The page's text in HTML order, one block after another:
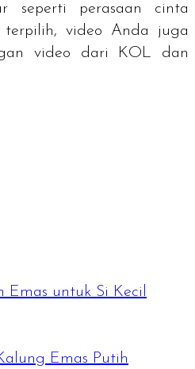
seperti perasaan cinta
video Anda juga
video dari KOL dan
Emas untuk Si Kecil
Emas Putih